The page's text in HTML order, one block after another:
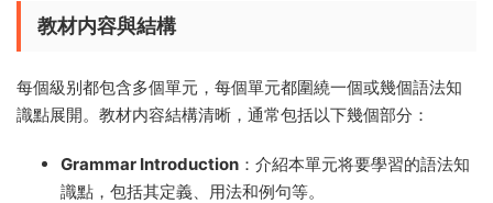
教材内容與結構
每個級别都包含多個單元，每個單元都圍繞一個或幾個語法知
識點展開。教材内容結構清晰，通常包括以下幾個部分：
Grammar Introduction ：介紹本單元将要學習的語法知
識點，包括其定義、用法和例句等。